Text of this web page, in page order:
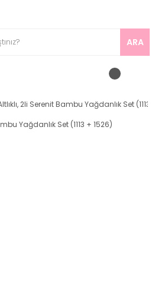
ARA
2li Serenit Bambu Yağdanlık Set (1113